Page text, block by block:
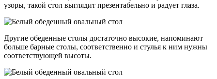
узоры, такой стол выглядит презентабельно и радует глаза.
Другие обеденные столы достаточно высокие, напоминают
больше барные столы, соответственно и стулья к ним нужны
соответствующей высоты.